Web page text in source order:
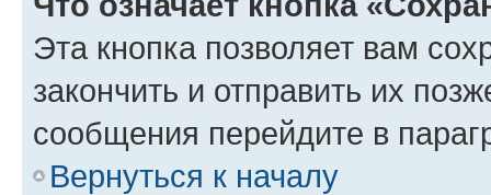
Эта кнопка позволяет вам
закончить и отправить их
сообщения перейдите в
Вернуться к началу